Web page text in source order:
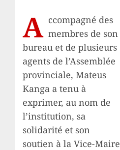
A ccompagné des
membres de son
bureau et de plusieurs
agents de l’Assemblée
provinciale, Mateus
Kanga a tenu à
exprimer, au nom de
l’institution, sa
solidarité et son
soutien à la Vice-Maire